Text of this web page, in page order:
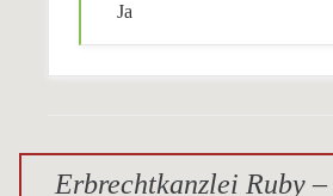
Ja
Erbrechtkanzlei Ruby